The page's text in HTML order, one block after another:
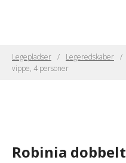
Legepladser Legeredskaber
vippe, 4 personer
Robinia